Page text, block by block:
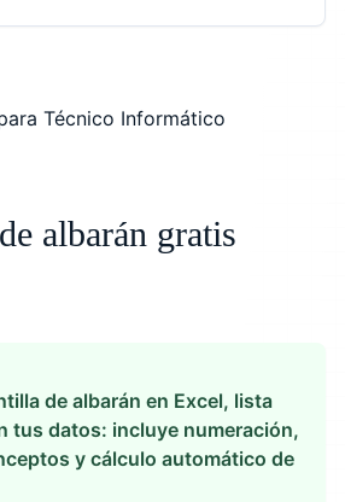
albarán gratis
de albarán en Excel, lista
tus datos: incluye numeración,
y cálculo automático de